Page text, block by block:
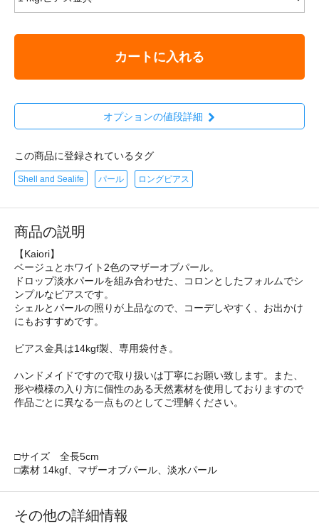
カートに入れる
オプションの値段詳細
この商品に登録されているタグ
Shell and Sealife パール ロングピアス
商品の説明
【Kaiori】
ベージュとホワイト2色のマザーオブパール。
ドロップ淡水パールを組み合わせた、コロンとしたフォルムでシ
ンプルなピアスです。
シェルとパールの照りが上品なので、コーデしやすく、お出かけ
にもおすすめです。
ピアス金具は14kgf製、専用袋付き。
ハンドメイドですので取り扱いは丁寧にお願い致します。また、
形や模様の入り方に個性のある天然素材を使用しておりますので
作品ごとに異なる一点ものとしてご理解ください。
□サイズ 全長5cm
□素材 14kgf、マザーオブパール、淡水パール
その他の詳細情報